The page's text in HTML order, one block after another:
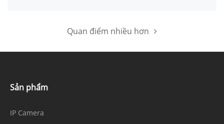
Quan điểm nhiều hơn
Sản phẩm
IP Camera